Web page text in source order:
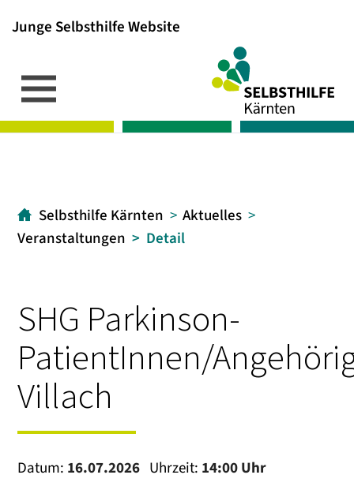
Junge Selbsthilfe Website
[1]
[2]
[3]
Selbsthilfe Kärnten
Aktuelles
Veranstaltungen
Detail
SHG Parkinson-
PatientInnen/
Villach
Datum: 16.07.2026 Uhrzeit: 14:00 Uhr